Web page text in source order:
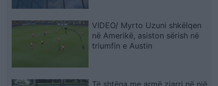
VIDEO/ Myrto Uzuni shkëlqen
në Amerikë, asiston sërish në
triumfin e Austin